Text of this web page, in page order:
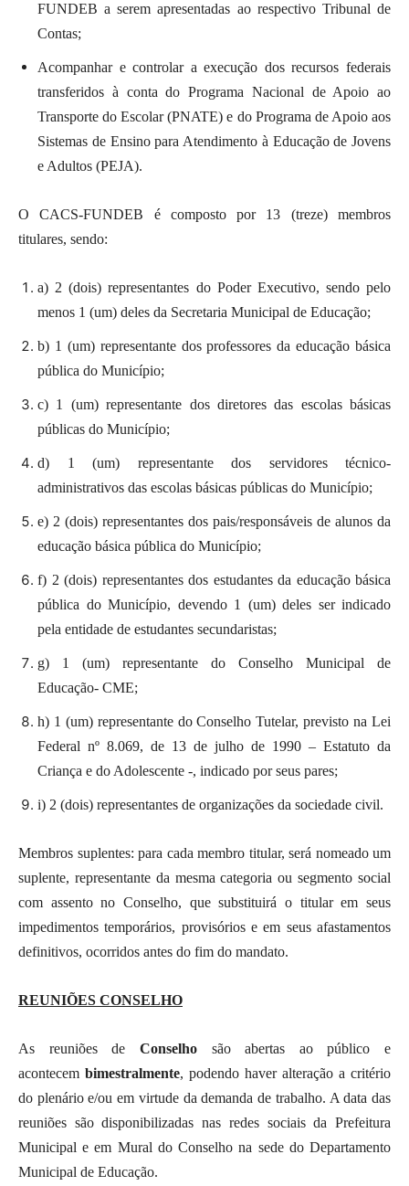
FUNDEB a serem apresentadas ao respectivo Tribunal de
Contas;
Acompanhar e controlar a execução dos recursos federais
transferidos à conta do Programa Nacional de Apoio ao
Transporte do Escolar (PNATE) e do Programa de Apoio aos
Sistemas de Ensino para Atendimento à Educação de Jovens
e Adultos (PEJA).
O CACS-FUNDEB é composto por 13 (treze) membros
titulares, sendo:
a) 2 (dois) representantes do Poder Executivo, sendo pelo
menos 1 (um) deles da Secretaria Municipal de Educação;
b) 1 (um) representante dos professores da educação básica
pública do Município;
c) 1 (um) representante dos diretores das escolas básicas
públicas do Município;
d) 1 (um) representante dos servidores técnico-
administrativos das escolas básicas públicas do Município;
e) 2 (dois) representantes dos pais/responsáveis de alunos da
educação básica pública do Município;
f) 2 (dois) representantes dos estudantes da educação básica
pública do Município, devendo 1 (um) deles ser indicado
pela entidade de estudantes secundaristas;
g) 1 (um) representante do Conselho Municipal de
Educação- CME;
h) 1 (um) representante do Conselho Tutelar, previsto na Lei
Federal nº 8.069, de 13 de julho de 1990 – Estatuto da
Criança e do Adolescente -, indicado por seus pares;
i) 2 (dois) representantes de organizações da sociedade civil.
Membros suplentes: para cada membro titular, será nomeado um
suplente, representante da mesma categoria ou segmento social
com assento no Conselho, que substituirá o titular em seus
impedimentos temporários, provisórios e em seus afastamentos
definitivos, ocorridos antes do fim do mandato.
REUNIÕES CONSELHO
As reuniões de Conselho são abertas ao público e
acontecem bimestralmente, podendo haver alteração a critério
do plenário e/ou em virtude da demanda de trabalho. A data das
reuniões são disponibilizadas nas redes sociais da Prefeitura
Municipal e em Mural do Conselho na sede do Departamento
Municipal de Educação.